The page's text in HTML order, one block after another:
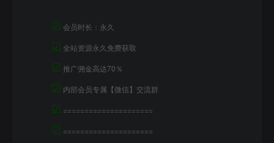
☑ 会员时长：永久
☑ 全站资源永久免费获取
☑ 推广佣金高达70％
☑ 内部会员专属【微信】交流群
☑ =====================
☑ =====================